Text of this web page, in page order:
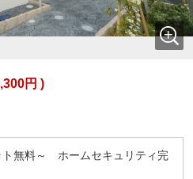
円 )
ト無料～ ホームセキュリティ完